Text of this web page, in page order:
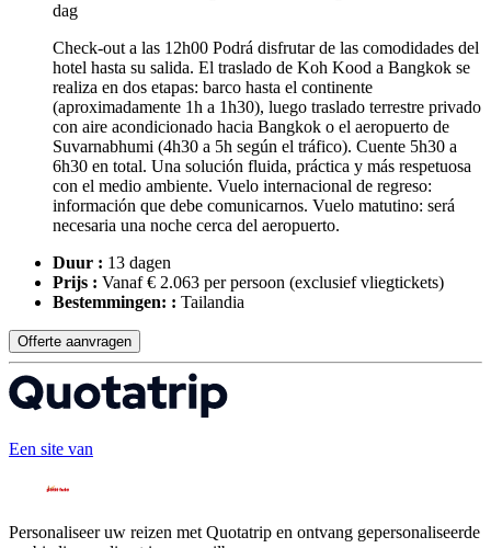
Check-out a las 12h00 Podrá disfrutar de las comodidades del
hotel hasta su salida. El traslado de Koh Kood a Bangkok se
realiza en dos etapas: barco hasta el continente
(aproximadamente 1h a 1h30), luego traslado terrestre privado
con aire acondicionado hacia Bangkok o el aeropuerto de
Suvarnabhumi (4h30 a 5h según el tráfico). Cuente 5h30 a
6h30 en total. Una solución fluida, práctica y más respetuosa
con el medio ambiente. Vuelo internacional de regreso:
información que debe comunicarnos. Vuelo matutino: será
necesaria una noche cerca del aeropuerto.
Duur : 13 dagen
Prijs : Vanaf € 2.063 per persoon (exclusief vliegtickets)
Bestemmingen: : Tailandia
Offerte aanvragen
Een site van
Personaliseer uw reizen met Quotatrip en ontvang gepersonaliseerde